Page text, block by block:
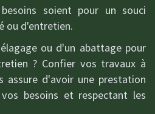
soient pour un souci
ou d'entretien.
ou d'un abattage pour
? Confier vos travaux à
assure d'avoir une prestation
besoins et respectant les